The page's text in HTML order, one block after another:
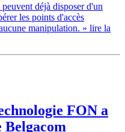
déjà disposer d'un
les points d'accès
manipulation. » lire la
FON a
Belgacom